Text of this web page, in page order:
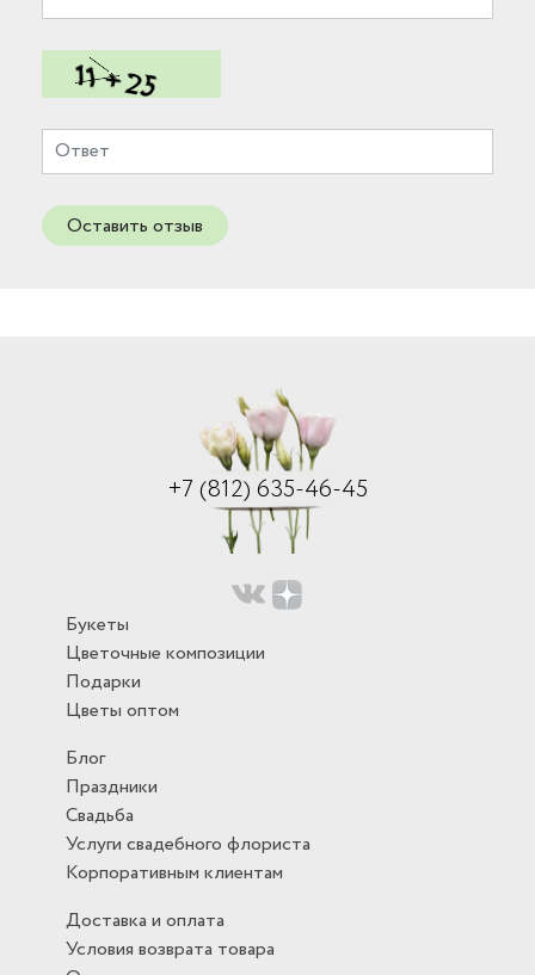
Оставить отзыв
+7 (812) 635-46-45
Букеты
Цветочные композиции
Подарки
Цветы оптом
Блог
Праздники
Свадьба
Услуги свадебного флориста
Корпоративным клиентам
Доставка и оплата
Условия возврата товара